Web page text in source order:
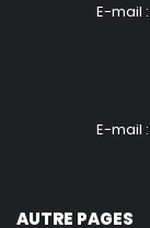
E-mail :
E-mail :
AUTRE PAGES